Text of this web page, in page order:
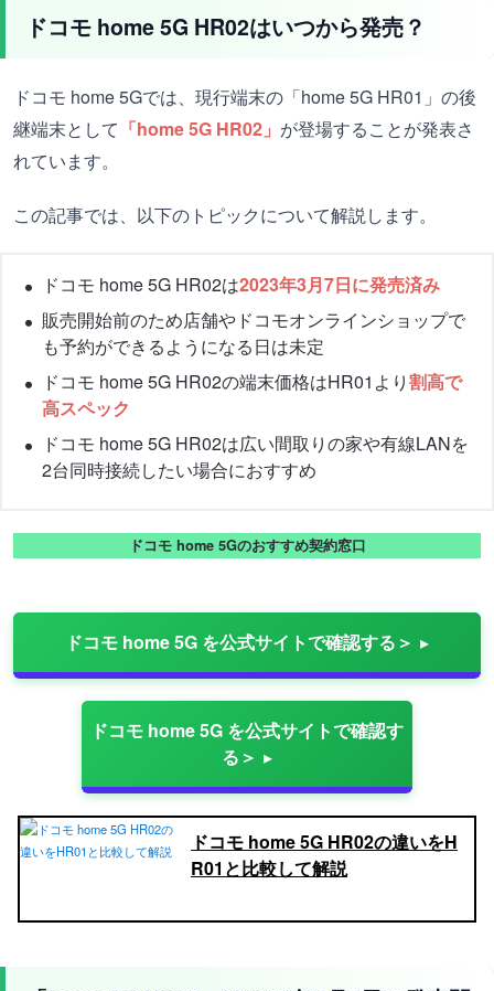
ドコモ home 5G HR02はいつから発売？
ドコモ home 5Gでは、現行端末の「home 5G HR01」の後
継端末として 「home 5G HR02」 が登場することが発表さ
れています。
この記事では、以下のトピックについて解説します。
ドコモ home 5G HR02は2023年3月7日に発売済み
販売開始前のため店舗やドコモオンラインショップで
も予約ができるようになる日は未定
ドコモ home 5G HR02の端末価格はHR01より割高で
高スペック
ドコモ home 5G HR02は広い間取りの家や有線LANを
2台同時接続したい場合におすすめ
ドコモ home 5Gのおすすめ契約窓口
ドコモ home 5G を公式サイトで確認する＞
ドコモ home 5G を公式サイトで確認す
る＞
ドコモ home 5G HR02の違いをH
R01と比較して解説